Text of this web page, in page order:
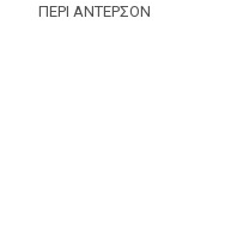
12.00€.είναι:
ΠΈΡΙ ΆΝΤΕΡΣΟΝ